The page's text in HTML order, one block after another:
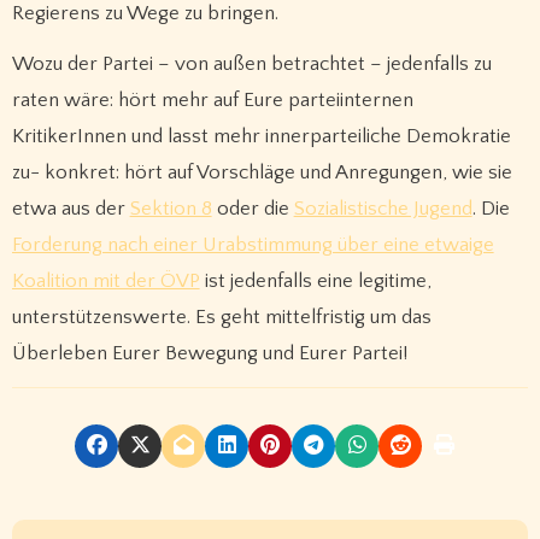
Regierens zu Wege zu bringen.
Wozu der Partei – von außen betrachtet – jedenfalls zu
raten wäre: hört mehr auf Eure parteiinternen
KritikerInnen und lasst mehr innerparteiliche Demokratie
zu- konkret: hört auf Vorschläge und Anregungen, wie sie
etwa aus der Sektion 8 oder die Sozialistische Jugend. Die
Forderung nach einer Urabstimmung über eine etwaige
Koalition mit der ÖVP ist jedenfalls eine legitime,
unterstützenswerte. Es geht mittelfristig um das
Überleben Eurer Bewegung und Eurer Partei!